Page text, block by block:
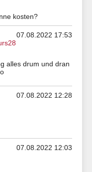
kosten?
07.08.2022 17:53
alles drum und dran
07.08.2022 12:28
07.08.2022 12:03